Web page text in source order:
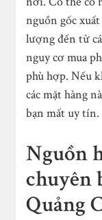
nguồn gốc
lượng đến từ
nguy cơ mua
phù hợp. Nếu
các mặt hàng
bạn mất uy tín.
Nguồn
chuyên
Quảng